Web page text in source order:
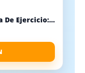
De Ejercicio:...